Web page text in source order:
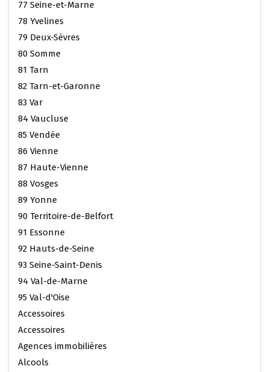
77 Seine-et-Marne
78 Yvelines
79 Deux-Sèvres
80 Somme
81 Tarn
82 Tarn-et-Garonne
83 Var
84 Vaucluse
85 Vendée
86 Vienne
87 Haute-Vienne
88 Vosges
89 Yonne
90 Territoire-de-Belfort
91 Essonne
92 Hauts-de-Seine
93 Seine-Saint-Denis
94 Val-de-Marne
95 Val-d'Oise
Accessoires
Accessoires
Agences immobilières
Alcools